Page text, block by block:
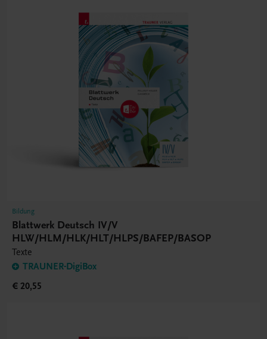
Bildung
Blattwerk Deutsch IV/V
HLW/HLM/HLK/HLT/HLPS/BAFEP/BASOP
Texte
TRAUNER-DigiBox
€ 20,55